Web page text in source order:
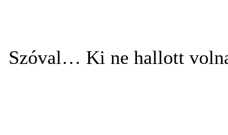
Szóval… Ki ne hallott